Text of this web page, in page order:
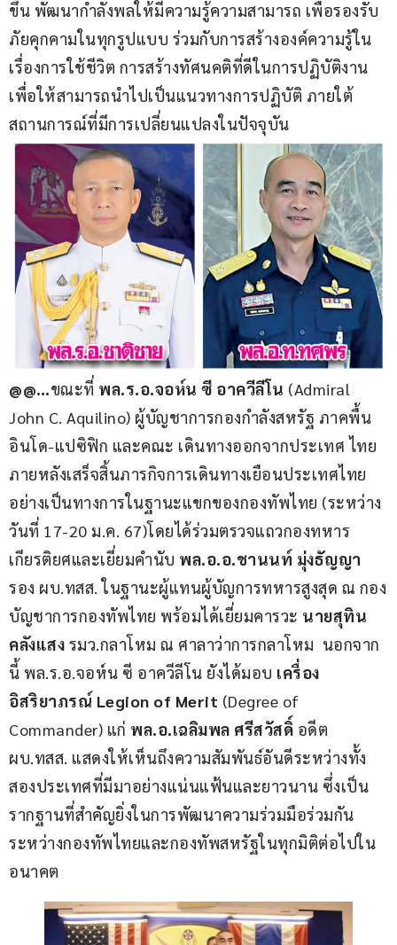
ขึ้น พัฒนากำลังพลให้มีความรู้ความสามารถ เพื่อรองรับ
ภัยคุกคามในทุกรูปแบบ ร่วมกับการสร้างองค์ความรู้ใน
เรื่องการใช้ชีวิต การสร้างทัศนคติที่ดีในการปฏิบัติงาน
เพื่อให้สามารถนำไปเป็นแนวทางการปฏิบัติ ภายใต้
สถานการณ์ที่มีการเปลี่ยนแปลงในปัจจุบัน
@@…ขณะที่ พล.ร.อ.จอห์น ซี อาควีลีโน (Admiral
John C. Aquilino) ผู้บัญชาการกองกำลังสหรัฐ ภาคพื้น
อินโด-แปซิฟิก และคณะ เดินทางออกจากประเทศ ไทย
ภายหลังเสร็จสิ้นภารกิจการเดินทางเยือนประเทศไทย
อย่างเป็นทางการในฐานะแขกของกองทัพไทย (ระหว่าง
วันที่ 17-20 ม.ค. 67)โดยได้ร่วมตรวจแถวกองทหาร
เกียรติยศและเยี่ยมคำนับ พล.อ.อ.ชานนท์ มุ่งธัญญา
รอง ผบ.ทสส. ในฐานะผู้แทนผู้บัญการทหารสูงสุด ณ กอง
บัญชาการกองทัพไทย พร้อมได้เยี่ยมคารวะ นายสุทิน
คลังแสง รมว.กลาโหม ณ ศาลาว่าการกลาโหม  นอกจาก
นี้ พล.ร.อ.จอห์น ซี อาควีลีโน ยังได้มอบ เครื่อง
อิสริยาภรณ์ Legion of Merit (Degree of
Commander) แก่ พล.อ.เฉลิมพล ศรีสวัสดิ์ อดีต
ผบ.ทสส. แสดงให้เห็นถึงความสัมพันธ์อันดีระหว่างทั้ง
สองประเทศที่มีมาอย่างแน่นแฟ้นและยาวนาน ซึ่งเป็น
รากฐานที่สำคัญยิ่งในการพัฒนาความร่วมมือร่วมกัน
ระหว่างกองทัพไทยและกองทัพสหรัฐในทุกมิติต่อไปใน
อนาคต